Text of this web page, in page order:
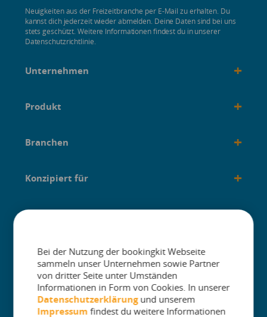
Neuigkeiten aus der Freizeitbranche per E-Mail zu erhalten. Du
kannst dich jederzeit wieder abmelden. Deine Daten sind bei uns
stets geschützt. Weitere Informationen findest du in unserer
Datenschutzrichtlinie.
The One Platform for Attractions. Sell
More and Simplify Operations.
Unternehmen +
Produkt +
Branchen +
Konzipiert für +
Anleitungen +
Bei der Nutzung der bookingkit Webseite
sammeln unser Unternehmen sowie Partner
von dritter Seite unter Umständen
Informationen in Form von Cookies. In unserer
Datenschutzerklärungund unserem
Impressum findest du weitere Informationen